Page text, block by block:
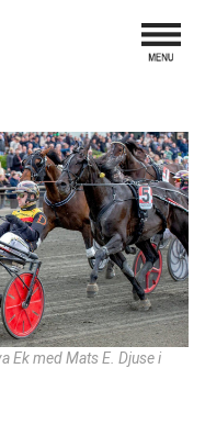
Ek med Mats E. Djuse i